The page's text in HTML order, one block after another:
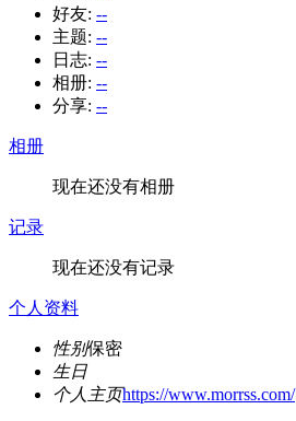
好友: --
主题: --
日志: --
相册: --
分享: --
相册
现在还没有相册
记录
现在还没有记录
个人资料
性别保密
生日
个人主页https://www.morrss.com/